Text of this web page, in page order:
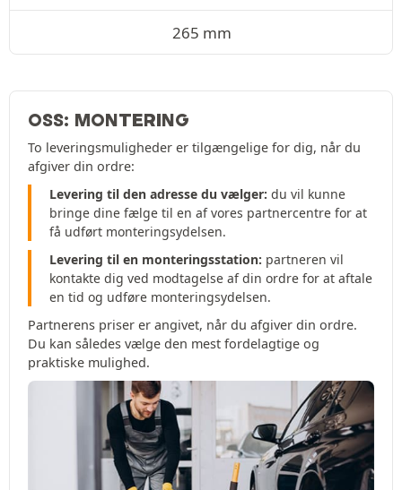
265 mm
OSS: MONTERING
To leveringsmuligheder er tilgængelige for dig, når du
afgiver din ordre:
Levering til den adresse du vælger: du vil kunne
bringe dine fælge til en af vores partnercentre for at
få udført monteringsydelsen.
Levering til en monteringsstation: partneren vil
kontakte dig ved modtagelse af din ordre for at aftale
en tid og udføre monteringsydelsen.
Partnerens priser er angivet, når du afgiver din ordre.
Du kan således vælge den mest fordelagtige og
praktiske mulighed.